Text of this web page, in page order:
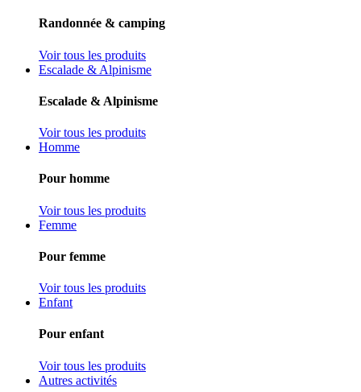
Randonnée & camping
Voir tous les produits
Escalade & Alpinisme
Escalade & Alpinisme
Voir tous les produits
Homme
Pour homme
Voir tous les produits
Femme
Pour femme
Voir tous les produits
Enfant
Pour enfant
Voir tous les produits
Autres activités